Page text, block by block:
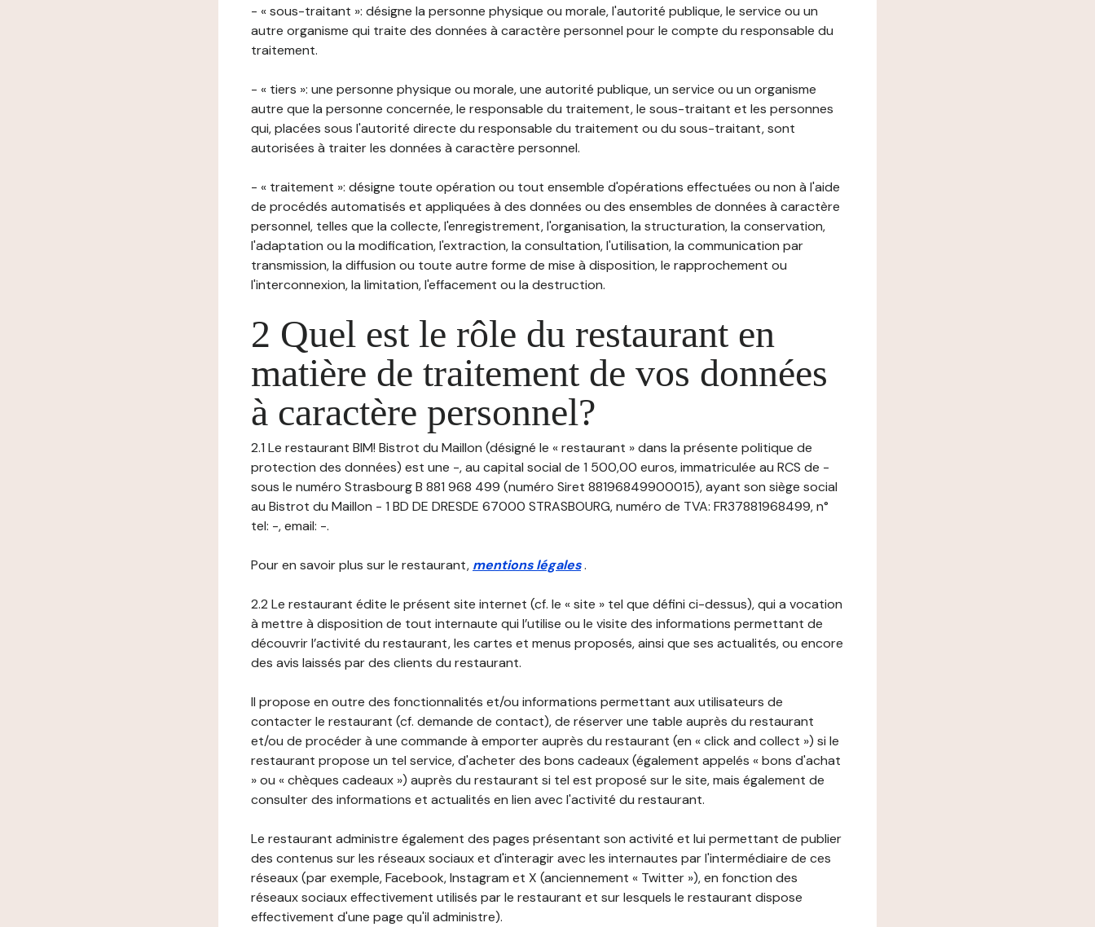
- « sous-traitant »: désigne la personne physique ou morale, l'autorité publique, le service ou un
autre organisme qui traite des données à caractère personnel pour le compte du responsable du
traitement.
- « tiers »: une personne physique ou morale, une autorité publique, un service ou un organisme
autre que la personne concernée, le responsable du traitement, le sous-traitant et les personnes
qui, placées sous l'autorité directe du responsable du traitement ou du sous-traitant, sont
autorisées à traiter les données à caractère personnel.
- « traitement »: désigne toute opération ou tout ensemble d'opérations effectuées ou non à l'aide
de procédés automatisés et appliquées à des données ou des ensembles de données à caractère
personnel, telles que la collecte, l'enregistrement, l'organisation, la structuration, la conservation,
l'adaptation ou la modification, l'extraction, la consultation, l'utilisation, la communication par
transmission, la diffusion ou toute autre forme de mise à disposition, le rapprochement ou
l'interconnexion, la limitation, l'effacement ou la destruction.
2 Quel est le rôle du restaurant en
matière de traitement de vos données
à caractère personnel?
2.1 Le restaurant BIM! Bistrot du Maillon (désigné le « restaurant » dans la présente politique de
protection des données) est une -, au capital social de 1 500,00 euros, immatriculée au RCS de -
sous le numéro Strasbourg B 881 968 499 (numéro Siret 88196849900015), ayant son siège social
au Bistrot du Maillon - 1 BD DE DRESDE 67000 STRASBOURG, numéro de TVA: FR37881968499, n°
tel: -, email: -.
Pour en savoir plus sur le restaurant, mentions légales.
2.2 Le restaurant édite le présent site internet (cf. le « site » tel que défini ci-dessus), qui a vocation
à mettre à disposition de tout internaute qui l’utilise ou le visite des informations permettant de
découvrir l’activité du restaurant, les cartes et menus proposés, ainsi que ses actualités, ou encore
des avis laissés par des clients du restaurant.
Il propose en outre des fonctionnalités et/ou informations permettant aux utilisateurs de
contacter le restaurant (cf. demande de contact), de réserver une table auprès du restaurant
et/ou de procéder à une commande à emporter auprès du restaurant (en « click and collect ») si le
restaurant propose un tel service, d'acheter des bons cadeaux (également appelés « bons d'achat
» ou « chèques cadeaux ») auprès du restaurant si tel est proposé sur le site, mais également de
consulter des informations et actualités en lien avec l'activité du restaurant.
Le restaurant administre également des pages présentant son activité et lui permettant de publier
des contenus sur les réseaux sociaux et d'interagir avec les internautes par l'intermédiaire de ces
réseaux (par exemple, Facebook, Instagram et X (anciennement « Twitter »), en fonction des
réseaux sociaux effectivement utilisés par le restaurant et sur lesquels le restaurant dispose
effectivement d'une page qu'il administre).